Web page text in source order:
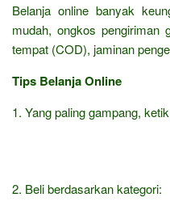
Belanja online banyak
mudah, ongkos pengiriman
tempat (COD), jaminan
Tips Belanja Online
1. Yang paling gampang,
2. Beli berdasarkan kategori: